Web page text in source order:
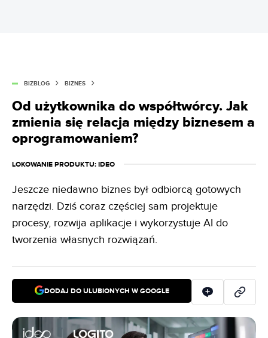
BIZBLOG BIZNES
Od użytkownika do współtwórcy. Jak
zmienia się relacja między biznesem a
oprogramowaniem?
LOKOWANIE PRODUKTU: IDEO
Jeszcze niedawno biznes był odbiorcą gotowych
narzędzi. Dziś coraz częściej sam projektuje
procesy, rozwija aplikacje i wykorzystuje AI do
tworzenia własnych rozwiązań.
DODAJ DO ULUBIONYCH W GOOGLE